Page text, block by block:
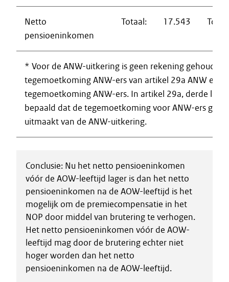
Netto
pensioeninkomen
Totaal: 17.543
* Voor de ANW-uitkering is geen rekening gehouden
tegemoetkoming ANW-ers van artikel 29a ANW en
tegemoetkoming ANW-ers. In artikel 29a, derde lid,
bepaald dat de tegemoetkoming voor ANW-ers geen
uitmaakt van de ANW-uitkering.
Conclusie: Nu het netto pensioeninkomen
vóór de AOW-leeftijd lager is dan het netto
pensioeninkomen na de AOW-leeftijd is het
mogelijk om de premiecompensatie in het
NOP door middel van brutering te verhogen.
Het netto pensioeninkomen vóór de AOW-
leeftijd mag door de brutering echter niet
hoger worden dan het netto
pensioeninkomen na de AOW-leeftijd.